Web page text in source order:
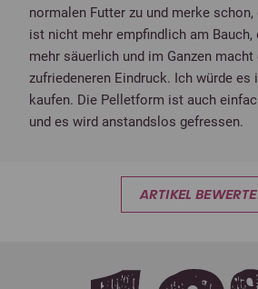
normalen Futter zu und merke
ist nicht mehr empfindlich am
mehr säuerlich und im Ganzen macht
zufriedeneren Eindruck. Ich würde es
kaufen. Die Pelletform ist auch
und es wird anstandslos gefressen.
ARTIKEL